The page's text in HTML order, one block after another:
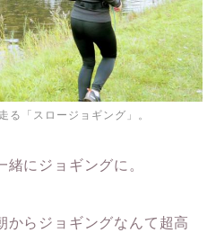
る「スロージョギング」。
にジョギングに。
からジョギングなんて超高